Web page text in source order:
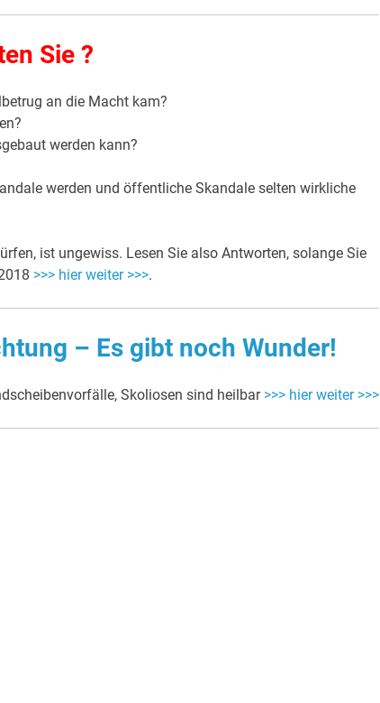
Sie ?
an die Macht kam?
werden kann?
werden und öffentliche Skandale selten wirkliche
ist ungewiss. Lesen Sie also Antworten, solange Sie
>>> hier weiter >>>.
– Es gibt noch Wunder!
Skoliosen sind heilbar >>> hier weiter >>>